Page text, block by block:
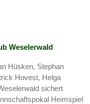
Weselerwald
Hüsken, Stephan
Hovest, Helga
sichert
Heimspiel